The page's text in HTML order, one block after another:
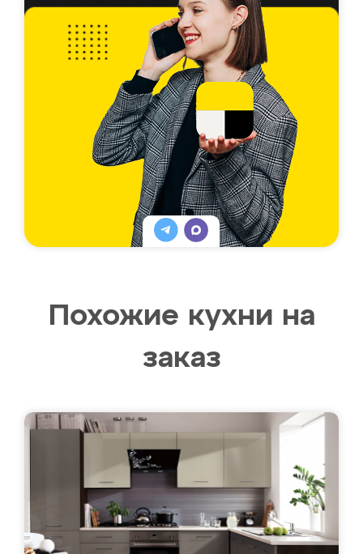
Похожие кухни на
заказ